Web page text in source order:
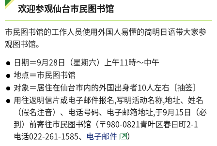
欢迎参观仙台市民图书馆
市民图书馆的工作人员使用外国人易懂的简明日语带大家参
观图书馆。
日期＝9月28日（星期六）上午11時～中午
地点＝市民图书馆
对象＝居住在仙台市内的外国出身者10人左右〔抽签〕
用往返明信片或电子邮件报名,写明活动名称,地址、姓名
（假名注音）、电话号码、电子邮箱地址,于9月15日（必
到）前寄往市民图书馆（〒980-0821青叶区春日町2-1
电话022-261-1585、 电子邮件 ）